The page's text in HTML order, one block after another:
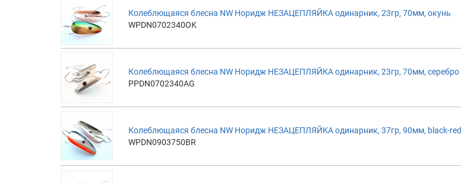
Колеблющаяся блесна NW Норидж НЕЗАЦЕПЛЯЙКА одинарник, 23гр, 70мм, окунь
WPDN0702340OK
Колеблющаяся блесна NW Норидж НЕЗАЦЕПЛЯЙКА одинарник, 23гр, 70мм, серебро
PPDN0702340AG
Колеблющаяся блесна NW Норидж НЕЗАЦЕПЛЯЙКА одинарник, 37гр, 90мм, black-red
WPDN0903750BR